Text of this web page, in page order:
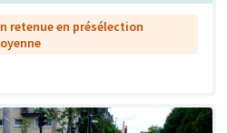
retenue en présélection